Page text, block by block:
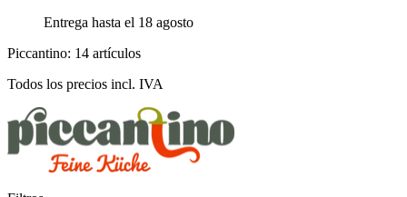
Entrega hasta el 18 agosto
Piccantino: 14 artículos
Todos los precios incl. IVA